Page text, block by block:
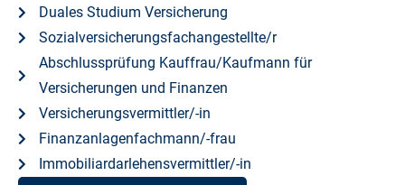
Duales Studium Versicherung
Sozialversicherungsfachangestellte/r
Abschlussprüfung Kauffrau/Kaufmann für
Versicherungen und Finanzen
Versicherungsvermittler/-in
Finanzanlagenfachmann/-frau
Immobiliardarlehensvermittler/-in